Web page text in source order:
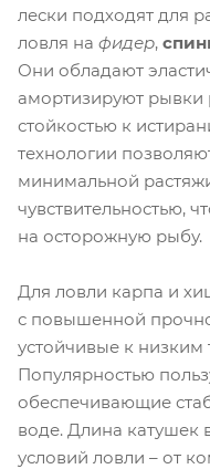
лески подходят для
ловля на фидер,
Они обладают
амортизируют
стойкостью к
технологии
минимальной
чувствительностью,
на осторожную рыбу.
Для ловли карпа и
с повышенной
устойчивые к
Популярностью
обеспечивающие
воде. Длина катушек
условий ловли – от